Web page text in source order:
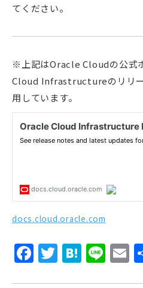
てください。
※上記はOracle Cloudの公式
Cloud Infrastructureのリリー
用しています。
docs.cloud.oracle.com
Facebook
Twitter